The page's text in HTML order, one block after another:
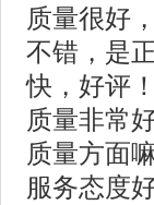
质量很好
不错，是
快，好评！
质量非常
质量方面
服务态度